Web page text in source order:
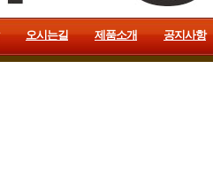
오시는길 제품소개 공지사항